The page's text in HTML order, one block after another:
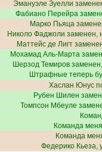
Эмануэле Зуелли
Фабиано Перейра
Марко Пьяца
Николо Фаджоли заменен,
Маттейс де Лигт
Мохамад Аль-Марта
Шерзод Темиров
Штрафные теперь
Хаслан Юнус
Рубен Шилен
Томпсон Мбеуле
Команда
Команда
Федерико Кьеза,